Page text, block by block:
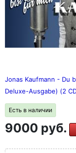
Jonas Kaufmann - Du
Deluxe-Ausgabe) (2
Есть в наличии
9000 руб.